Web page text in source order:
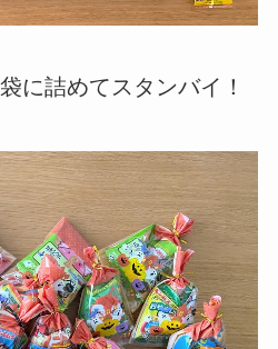
に詰めてスタンバイ！